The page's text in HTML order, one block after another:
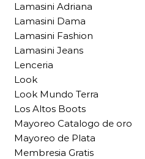
Lamasini Adriana
Lamasini Dama
Lamasini Fashion
Lamasini Jeans
Lenceria
Look
Look Mundo Terra
Los Altos Boots
Mayoreo Catalogo de oro
Mayoreo de Plata
Membresia Gratis